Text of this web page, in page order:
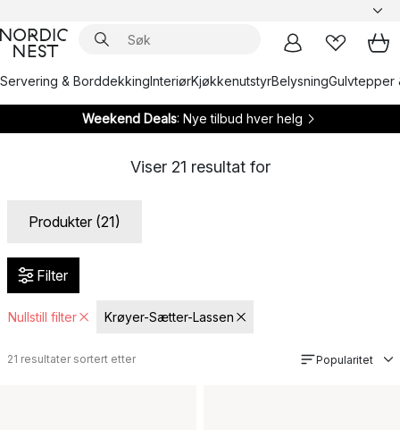
Servering & BorddekkingInteriørKjøkkenutstyrBelysningGulvtepper
Weekend Deals: Nye tilbud hver helg
Viser 21 resultat for
Produkter (21)
Filter
Nullstill filter Krøyer-Sætter-Lassen
21 resultater sortert etter Popularitet